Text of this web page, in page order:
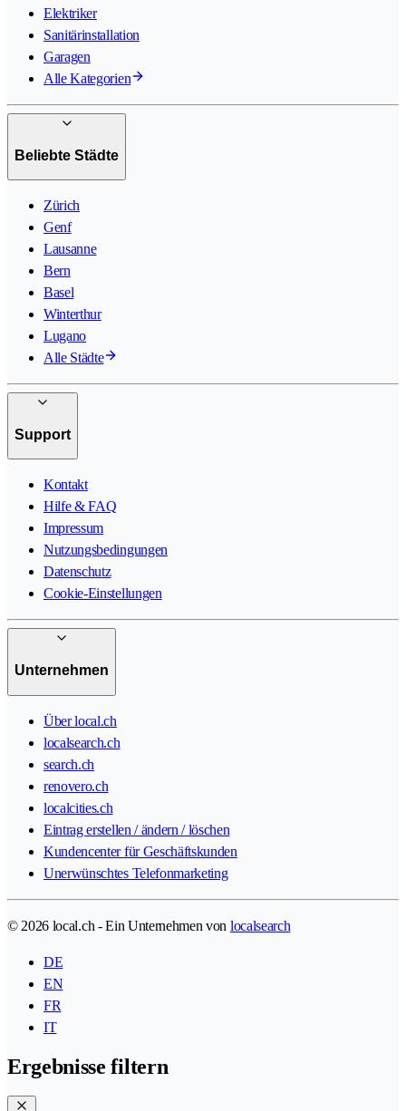
Elektriker
Sanitärinstallation
Garagen
Alle Kategorien
Beliebte Städte
Zürich
Genf
Lausanne
Bern
Basel
Winterthur
Lugano
Alle Städte
Support
Kontakt
Hilfe & FAQ
Impressum
Nutzungsbedingungen
Datenschutz
Cookie-Einstellungen
Unternehmen
Über local.ch
localsearch.ch
search.ch
renovero.ch
localcities.ch
Eintrag erstellen / ändern / löschen
Kundencenter für Geschäftskunden
Unerwünschtes Telefonmarketing
© 2026 local.ch - Ein Unternehmen von localsearch
DE
EN
FR
IT
Ergebnisse filtern